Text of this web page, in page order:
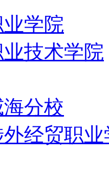
学院
技术学院
分校
经贸职业